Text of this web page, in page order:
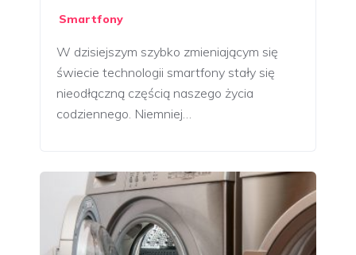
Smartfony
W dzisiejszym szybko zmieniającym się
świecie technologii smartfony stały się
nieodłączną częścią naszego życia
codziennego. Niemniej…